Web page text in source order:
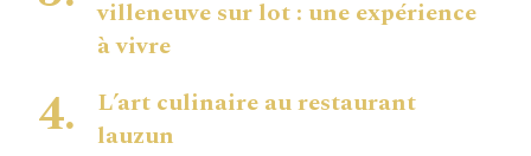
villeneuve sur lot : une expérience
à vivre
L’art culinaire au restaurant
lauzun